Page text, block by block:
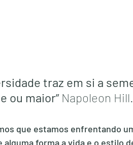
traz em si a
ou maior” Napoleon Hill.
que estamos enfrentando
forma a vida e o estilo